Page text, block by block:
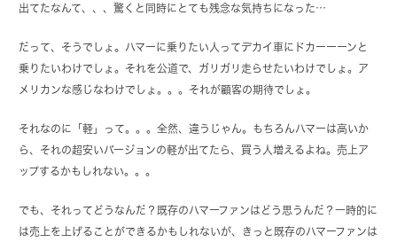
出てたなんて、、、驚くと同時にとても残念な気持ちになった…
だって、そうでしょ。ハマーに乗りたい人ってデカイ車にドカーーーンと
乗りたいわけでしょ。それを公道で、ガリガリ走らせたいわけでしょ。ア
メリカンな感じなわけでしょ。。。それが顧客の期待でしょ。
それなのに「軽」って。。。全然、違うじゃん。もちろんハマーは高いか
ら、それの超安いバージョンの軽が出てたら、買う人増えるよね。売上ア
ップするかもしれない。。。
でも、それってどうなんだ？既存のハマーファンはどう思うんだ？一時的に
は売上を上げることができるかもしれないが、きっと既存のハマーファンは